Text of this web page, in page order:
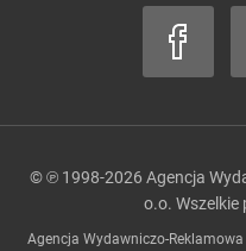
© ℗ 1998-2026 Agencja
o.o. Wszelkie
Agencja Wydawniczo-